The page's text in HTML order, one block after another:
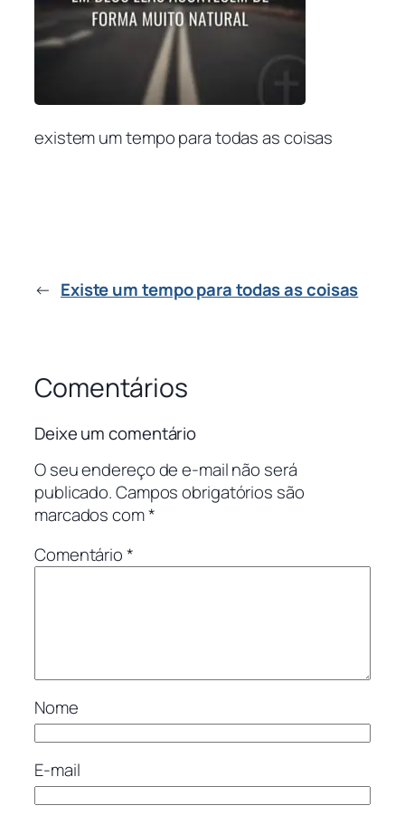
existem um tempo para todas as coisas
← Existe um tempo para todas as coisas
Comentários
Deixe um comentário
O seu endereço de e-mail não será
publicado.Campos obrigatórios são
marcados com*
Comentário*
Nome
E-mail